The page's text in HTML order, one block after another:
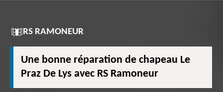
RS RAMONEUR
Une bonne réparation de chapeau Le
Praz De Lys avec RS Ramoneur